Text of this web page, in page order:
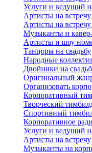
Услуги и ведущий
Артисты на встречу
Артисты на встречу
Музыканты и
Артисты и шоу
Танцоры на свадьбу
Народные
Двойники на
Оригинальный
Организовать
Корпоративный
Творческий
Спортивный
Корпоративное
Услуги и ведущий
Артисты на встречу
Музыканты на